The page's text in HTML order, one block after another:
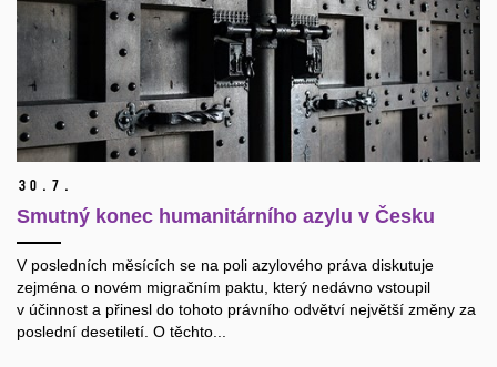
30. 7.
Smutný konec humanitárního azylu v Česku
V posledních měsících se na poli azylového práva diskutuje
zejména o novém migračním paktu, který nedávno vstoupil
v účinnost a přinesl do tohoto právního odvětví největší změny za
poslední desetiletí. O těchto...